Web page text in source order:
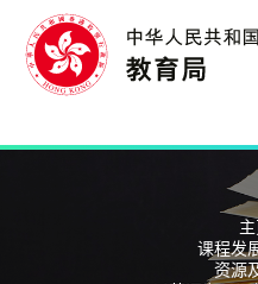
课程发
资源